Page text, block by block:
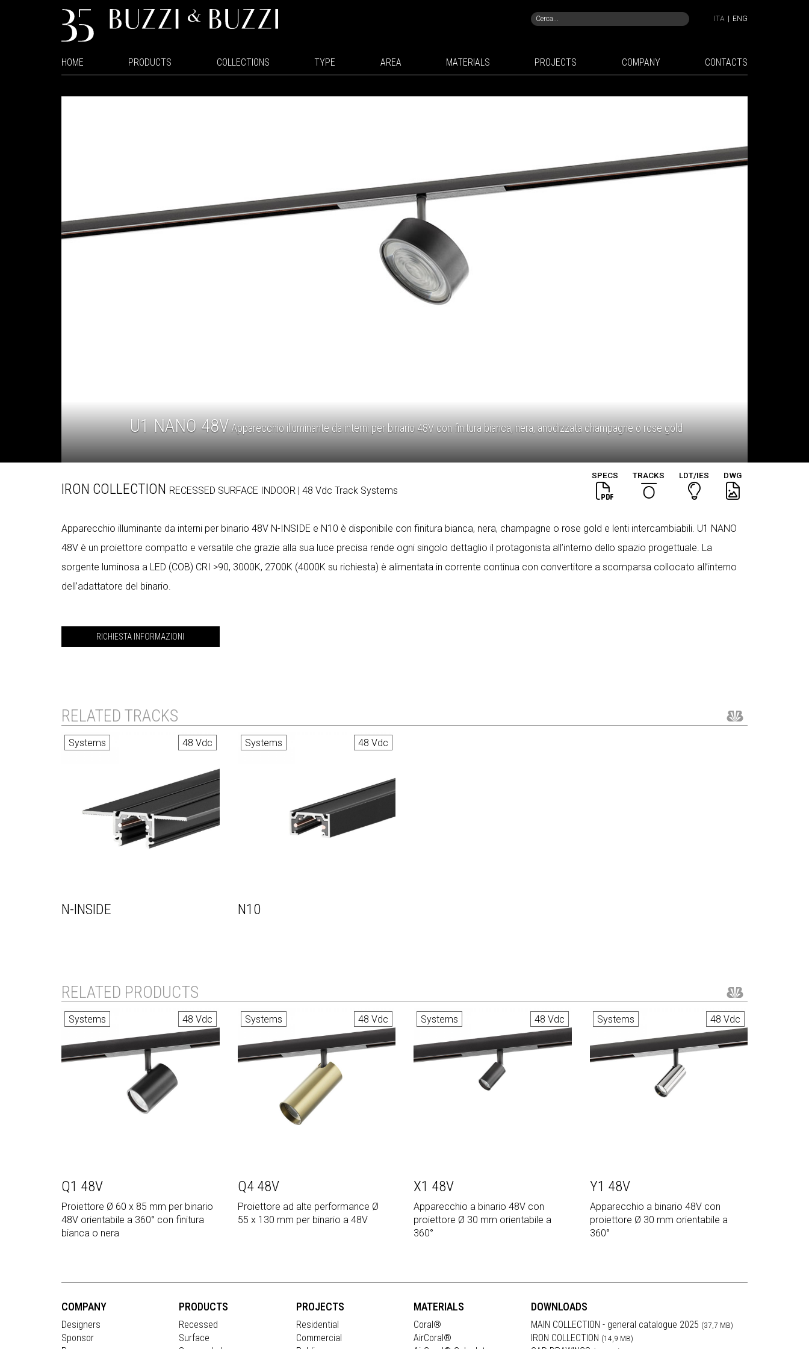
ITA ENG
HOME PRODUCTS COLLECTIONS TYPE AREA MATERIALS PROJECTS COMPANY CONTACTS
U1 NANO 48VApparecchio illuminante da interni per binario 48V con finitura bianca, nera, anodizzata champagne o rose gold
IRON COLLECTION RECESSED SURFACE INDOOR | 48 Vdc Track Systems
SPECS TRACKS LDT/IES DWG
Apparecchio illuminante da interni per binario 48V N-INSIDE e N10 è disponibile con finitura bianca, nera, champagne o rose gold e lenti intercambiabili. U1 NANO
48V è un proiettore compatto e versatile che grazie alla sua luce precisa rende ogni singolo dettaglio il protagonista all’interno dello spazio progettuale. La
sorgente luminosa a LED (COB) CRI >90, 3000K, 2700K (4000K su richiesta) è alimentata in corrente continua con convertitore a scomparsa collocato all’interno
dell’adattatore del binario.
RICHIESTA INFORMAZIONI
RELATED TRACKS
48 Vdc
Systems
N-INSIDE
48 Vdc
Systems
N10
RELATED PRODUCTS
48 Vdc
Systems
Q1 48V
Proiettore Ø 60 x 85 mm per binario
48V orientabile a 360° con finitura
bianca o nera
48 Vdc
Systems
Q4 48V
Proiettore ad alte performance Ø
55 x 130 mm per binario a 48V
48 Vdc
Systems
X1 48V
Apparecchio a binario 48V con
proiettore Ø 30 mm orientabile a
360°
48 Vdc
Systems
Y1 48V
Apparecchio a binario 48V con
proiettore Ø 30 mm orientabile a
360°
COMPANY
Designers
Sponsor
PRODUCTS
Recessed
Surface
PROJECTS
Residential
Commercial
MATERIALS
Coral®
AirCoral®
DOWNLOADS
MAIN COLLECTION - general catalogue 2025 (37,7 MB)
IRON COLLECTION (14,9 MB)